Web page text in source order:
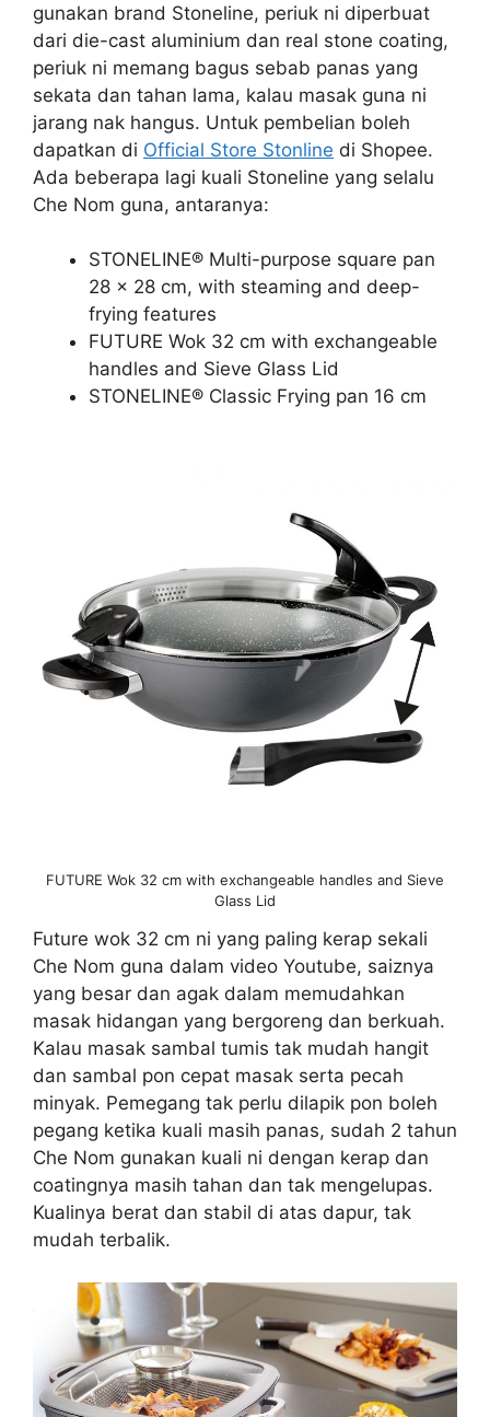
gunakan brand Stoneline, periuk ni diperbuat
dari die-cast aluminium dan real stone coating,
periuk ni memang bagus sebab panas yang
sekata dan tahan lama, kalau masak guna ni
jarang nak hangus. Untuk pembelian boleh
dapatkan di Official Store Stonline di Shopee.
Ada beberapa lagi kuali Stoneline yang selalu
Che Nom guna, antaranya:
STONELINE® Multi-purpose square pan
28 x 28 cm, with steaming and deep-
frying features
FUTURE Wok 32 cm with exchangeable
handles and Sieve Glass Lid
STONELINE® Classic Frying pan 16 cm
FUTURE Wok 32 cm with exchangeable handles and Sieve
Glass Lid
Future wok 32 cm ni yang paling kerap sekali
Che Nom guna dalam video Youtube, saiznya
yang besar dan agak dalam memudahkan
masak hidangan yang bergoreng dan berkuah.
Kalau masak sambal tumis tak mudah hangit
dan sambal pon cepat masak serta pecah
minyak. Pemegang tak perlu dilapik pon boleh
pegang ketika kuali masih panas, sudah 2 tahun
Che Nom gunakan kuali ni dengan kerap dan
coatingnya masih tahan dan tak mengelupas.
Kualinya berat dan stabil di atas dapur, tak
mudah terbalik.